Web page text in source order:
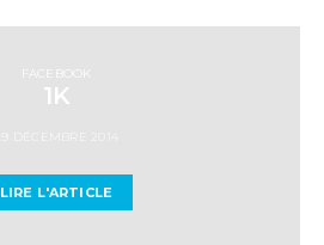
FACEBOOK
1K
LIRE L'ARTICLE